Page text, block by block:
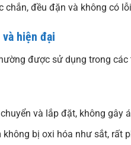
chắn, đều đặn và không có
và hiện đại
được sử dụng trong các
và lắp đặt, không gây
bị oxi hóa như sắt, rất